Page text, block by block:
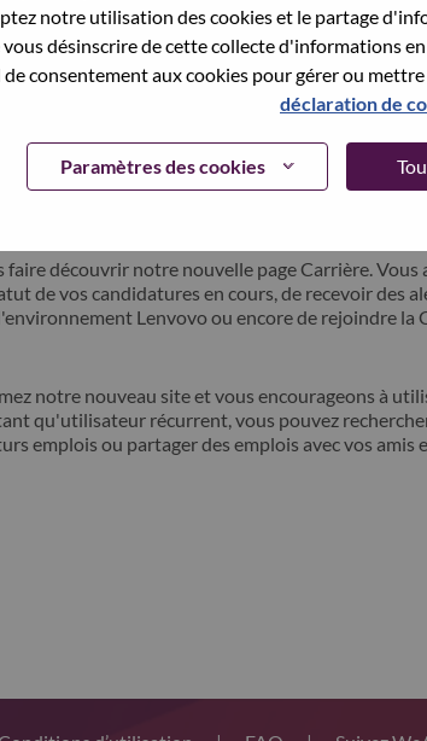
notre utilisation des cookies et le partage
vous désinscrire de cette collecte d'informations
consentement aux cookies pour gérer ou
déclaration de
Paramètres des cookies
? Nous avons sauvegardé votre adresse email
de passe oublié" pour réinitialiser votre compte et
pour vous connecter ou pour vous inscrire,
l'adresse suivante:hrsupport@lenovo.com
et de
Merci d'inclure "applicant Login Issue"
prendra contact avec vous pour résoudre
faire découvrir notre nouvelle page Carrière. Vous
de vos candidatures en cours, de recevoir des
Lenvovo ou encore de rejoindre la
notre nouveau site et vous encourageons à
qu'utilisateur récurrent, vous pouvez
emplois ou partager des emplois avec vos amis